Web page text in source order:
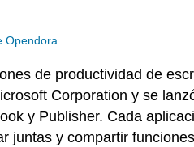
Opendora
de productividad de
Corporation y se
y Publisher. Cada
juntas y compartir